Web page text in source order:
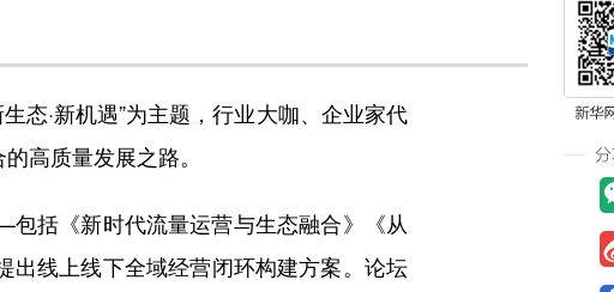
·新机遇”为主题，行业大咖、企业家代
高质量发展之路。
括《新时代流量运营与生态融合》《从
出线上线下全域经营闭环构建方案。论坛